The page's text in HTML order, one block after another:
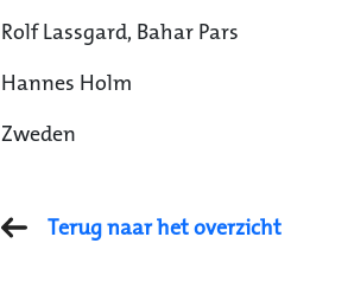
Rolf Lassgard, Bahar Pars
Hannes Holm
Zweden
Terug naar het overzicht